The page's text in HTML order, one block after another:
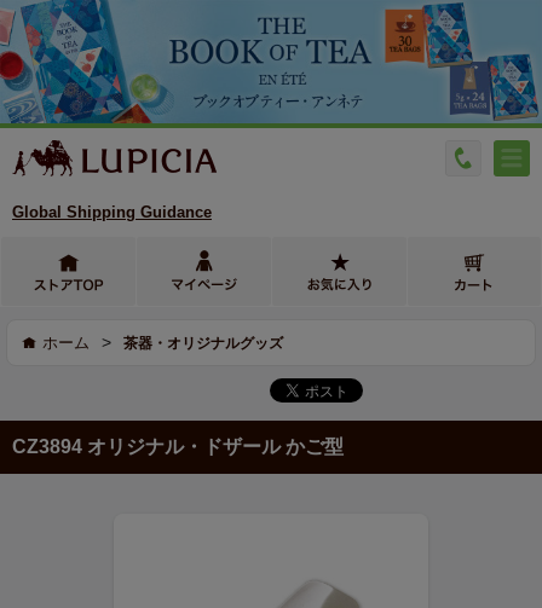
Global Shipping Guidance
ホーム > 茶器・オリジナルグッズ
CZ3894 オリジナル・ドザール かご型